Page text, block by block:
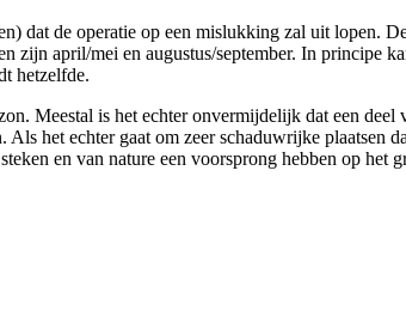
dat de operatie op een mislukking zal uit lopen.
april/mei en augustus/september. In principe
hetzelfde.
Meestal is het echter onvermijdelijk dat een deel
het echter gaat om zeer schaduwrijke plaatsen
en van nature een voorsprong hebben op het